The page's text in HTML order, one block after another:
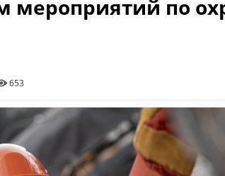
мероприятий по
653